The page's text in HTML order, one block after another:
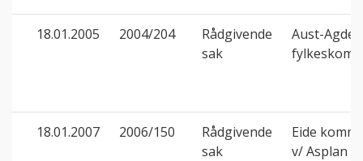
18.01.2005 2004/204
Rådgivende
sak
Aust-Agder
18.01.2007 2006/150
Rådgivende
sak
Eide
v/ Asplan